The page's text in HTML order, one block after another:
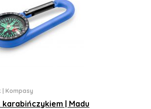
Kompasy
karabińczykiem | Madu